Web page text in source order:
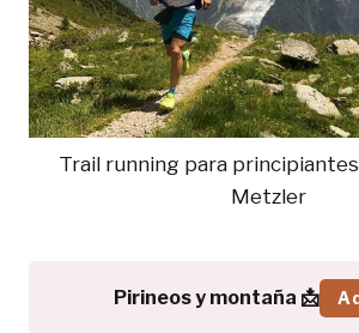
Trail running para
Metzler
Pirineos y montaña 📩